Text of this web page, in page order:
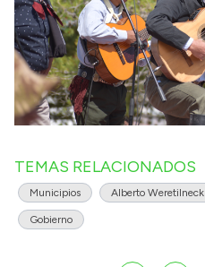
TEMAS RELACIONADOS
Municipios Alberto Weretilneck
Gobierno